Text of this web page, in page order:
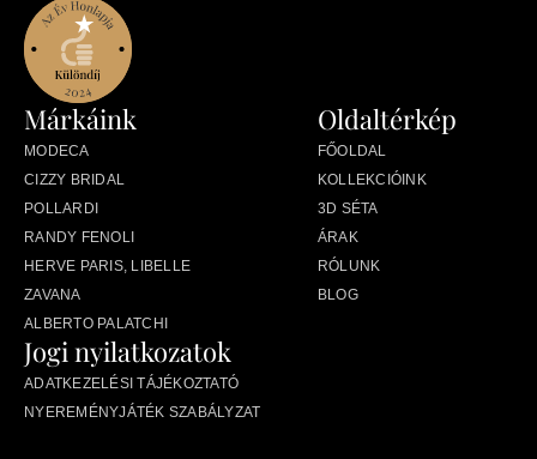
Oldaltérkép
FŐOLDAL
KOLLEKCIÓINK
3D SÉTA
ÁRAK
RÓLUNK
BLOG
Márkáink
MODECA
CIZZY BRIDAL
POLLARDI
RANDY FENOLI
HERVE PARIS, LIBELLE
ZAVANA
ALBERTO PALATCHI
Jogi nyilatkozatok
ADATKEZELÉSI TÁJÉKOZTATÓ
NYEREMÉNYJÁTÉK SZABÁLYZAT